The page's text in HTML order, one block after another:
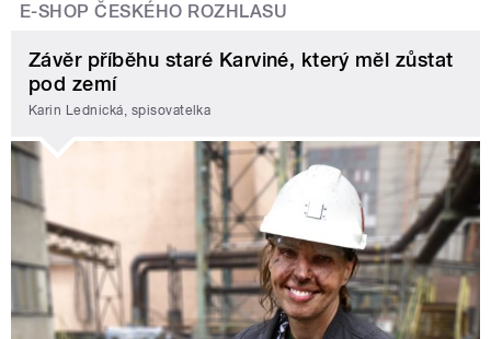
E-SHOP ČESKÉHO ROZHLASU
Závěr příběhu staré Karviné, který měl zůstat
pod zemí
Karin Lednická, spisovatelka